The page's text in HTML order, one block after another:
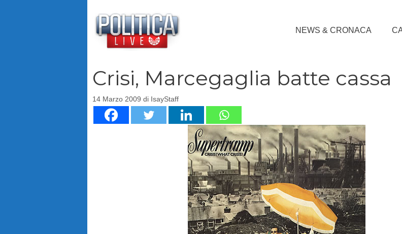
NEWS & CRONACA
Crisi, Marcegaglia batte cassa
14 Marzo 2009 di IsayStaff